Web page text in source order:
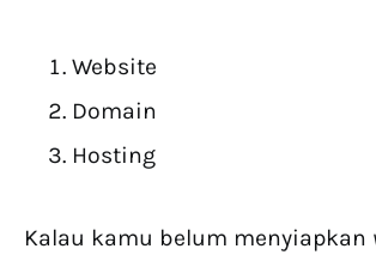
Website
Domain
Hosting
Kalau kamu belum menyiapkan